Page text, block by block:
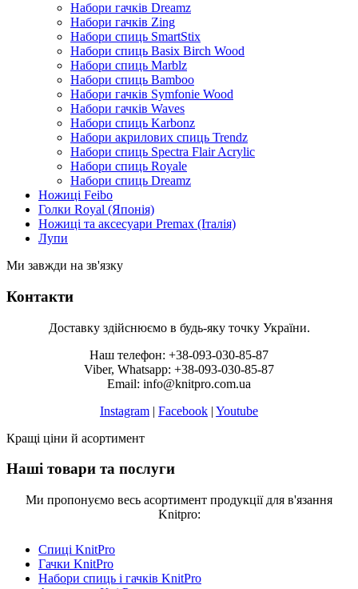
Набори гачків Dreamz
Набори гачків Zing
Набори спиць SmartStix
Набори спиць Basix Birch Wood
Набори спиць Marblz
Набори спиць Bamboo
Набори гачків Symfonie Wood
Набори гачків Waves
Набори спиць Karbonz
Набори акрилових спиць Trendz
Набори спиць Spectra Flair Acrylic
Набори спиць Royale
Набори спиць Dreamz
Ножиці Feibo
Голки Royal (Японія)
Ножиці та аксесуари Premax (Італія)
Лупи
Ми завжди на зв'язку
Контакти
Доставку здійснюємо в будь-яку точку України.
Наш телефон: +38-093-030-85-87
Viber, Whatsapp: +38-093-030-85-87
Email: info@knitpro.com.ua
Instagram | Facebook | Youtube
Кращі ціни й асортимент
Наші товари та послуги
Ми пропонуємо весь асортимент продукції для в'язання
Knitpro:
Спиці KnitPro
Гачки KnitPro
Набори спиць і гачків KnitPro